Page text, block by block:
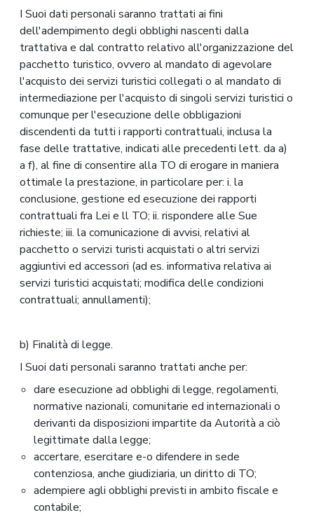
I Suoi dati personali saranno trattati ai fini
dell'adempimento degli obblighi nascenti dalla
trattativa e dal contratto relativo all'organizzazione del
pacchetto turistico, ovvero al mandato di agevolare
l'acquisto dei servizi turistici collegati o al mandato di
intermediazione per l'acquisto di singoli servizi turistici o
comunque per l'esecuzione delle obbligazioni
discendenti da tutti i rapporti contrattuali, inclusa la
fase delle trattative, indicati alle precedenti lett. da a)
a f), al fine di consentire alla TO di erogare in maniera
ottimale la prestazione, in particolare per: i. la
conclusione, gestione ed esecuzione dei rapporti
contrattuali fra Lei e ll TO; ii. rispondere alle Sue
richieste; iii. la comunicazione di avvisi, relativi al
pacchetto o servizi turisti acquistati o altri servizi
aggiuntivi ed accessori (ad es. informativa relativa ai
servizi turistici acquistati; modifica delle condizioni
contrattuali; annullamenti);
b) Finalità di legge.
I Suoi dati personali saranno trattati anche per:
dare esecuzione ad obblighi di legge, regolamenti,
normative nazionali, comunitarie ed internazionali o
derivanti da disposizioni impartite da Autorità a ciò
legittimate dalla legge;
accertare, esercitare e-o difendere in sede
contenziosa, anche giudiziaria, un diritto di TO;
adempiere agli obblighi previsti in ambito fiscale e
contabile;